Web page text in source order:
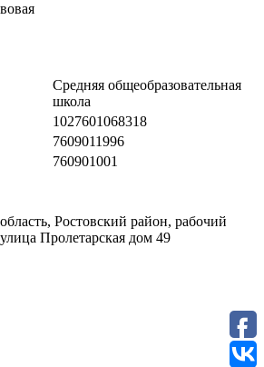
Средняя общеобразовательная
школа
1027601068318
7609011996
760901001
Ростовский район, рабочий
Пролетарская дом 49